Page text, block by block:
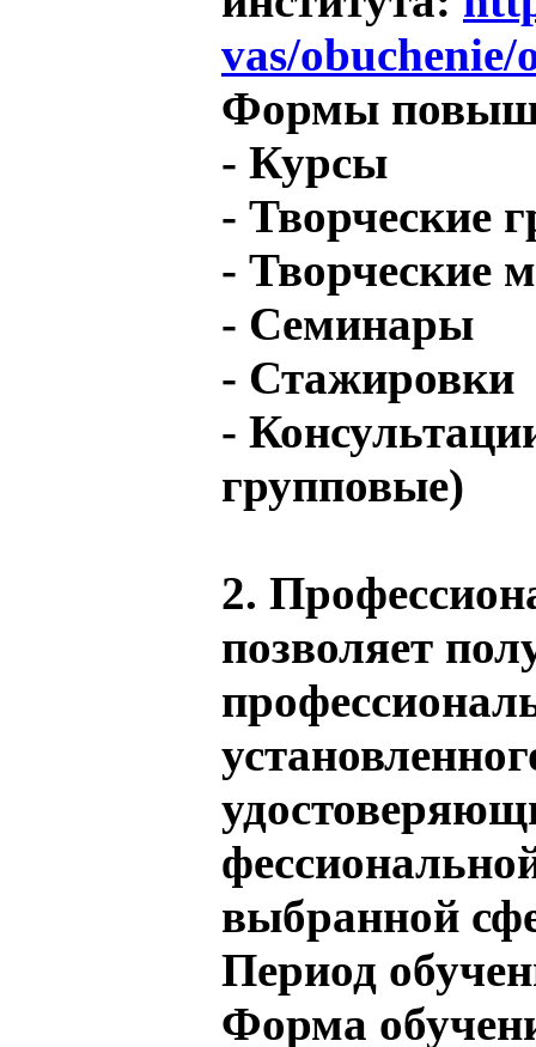
vas/
Формы
- Курсы
- Творческие
- Творческие
- Семинары
- Стажировки
-
групповые)
2.
позволяет
выбранной
Период
Форма